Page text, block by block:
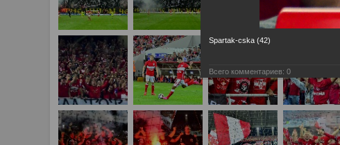
Spartak-cska (42)
Всего комментариев: 0